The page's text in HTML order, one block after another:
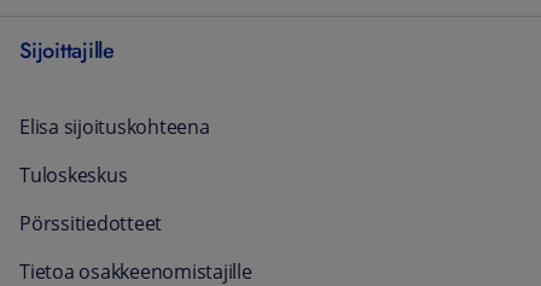
Sijoittajille
Elisa sijoituskohteena
Tuloskeskus
Pörssitiedotteet
Tietoa osakkeenomistajille